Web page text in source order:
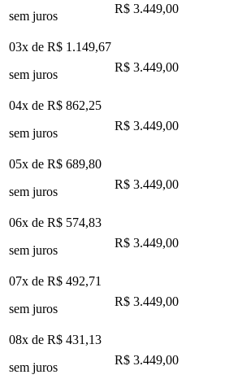
sem juros
R$ 3.449,00
03x de R$ 1.149,67
sem juros
R$ 3.449,00
04x de R$ 862,25
sem juros
R$ 3.449,00
05x de R$ 689,80
sem juros
R$ 3.449,00
06x de R$ 574,83
sem juros
R$ 3.449,00
07x de R$ 492,71
sem juros
R$ 3.449,00
08x de R$ 431,13
sem juros
R$ 3.449,00